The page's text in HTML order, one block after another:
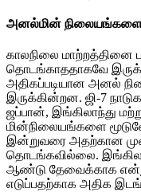
அனல்மின் நிலையங்களை
காலநிலை மாற்றத்தினை
தொடங்காததாகவே
அதிகப்படியான அனல்
இருக்கின்றன. ஜி-7
ஜப்பான், இங்கிலாந்து
மின்நிலையங்களை
இன்றுவரை அதற்கான
தொடங்கவில்லை.
ஆண்டு தேவைக்காக
எடுப்பதற்காக அதிக